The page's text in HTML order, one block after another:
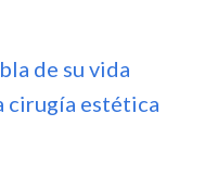
de su vida
cirugía estética